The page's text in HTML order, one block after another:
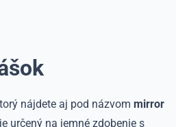
nájdete aj pod názvommirror
určený na jemné zdobenie s